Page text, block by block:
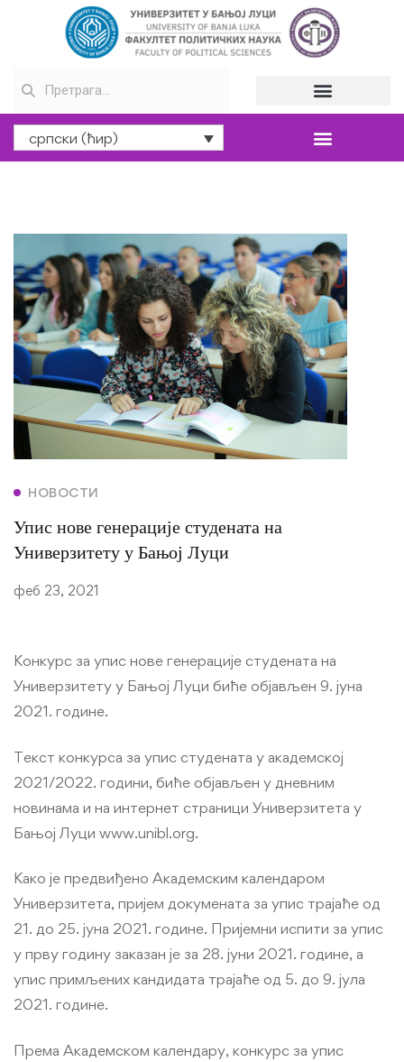
српски (ћир)
НОВОСТИ
Упис нове генерације студената на
Универзитету у Бањој Луци
феб 23, 2021
Конкурс за упис нове генерације студената на
Универзитету у Бањој Луци биће објављен 9. јуна
2021. године.
Текст конкурса за упис студената у академској
2021/2022. години, биће објављен у дневним
новинама и на интернет страници Универзитета у
Бањој Луци www.unibl.org.
Како је предвиђено Академским календаром
Универзитета, пријем докумената за упис трајаће од
21. до 25. јуна 2021. године. Пријемни испити за упис
у прву годину заказан је за 28. јуни 2021. године, а
упис примљених кандидата трајаће од 5. до 9. јула
2021. године.
Према Академском календару, конкурс за упис